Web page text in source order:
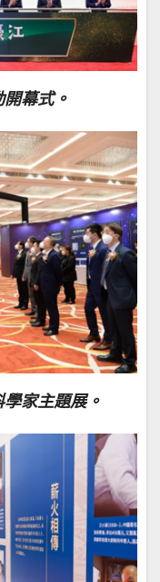
幕式。
家主題展。